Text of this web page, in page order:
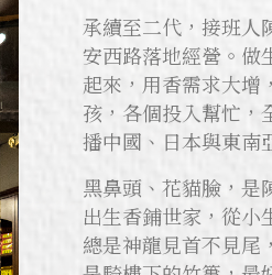
承續至二代，接班人
安西路落地經營。做
起來，用香需求大增
孩，各個投入幫忙，
播中國、日本與東南
黑鼻頭、花貓臉，是
出生香鋪世家，從小
總是神龍見首不見尾